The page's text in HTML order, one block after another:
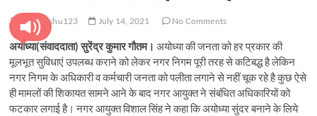
pratyanshu123 July 14, 2021 No Comments
अयोध्या(संवाददाता) सुरेंद्र कुमार गौतम।अयोध्या की जनता को हर प्रकार की
मूलभूत सुविधाएं उपलब्ध कराने को लेकर नगर निगम पूरी तरह से कटिबद्ध है लेकिन
नगर निगम के अधिकारी व कर्मचारी जनता को पलीता लगाने से नहीं चूक रहे है कुछ ऐसे
ही मामलों की शिकायत सामने आने के बाद नगर आयुक्त ने संबंधित अधिकारियों को
फटकार लगाई है। नगर आयुक्त विशाल सिंह ने कहा कि अयोध्या सुंदर बनाने के लिये